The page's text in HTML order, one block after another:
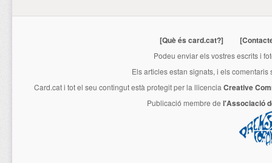
[Què és card.cat?]
Podeu enviar els vostres escrits i
Els articles estan signats, i els
Card.cati tot el seu contingut està protegit per la llicencia Creative
Publicació membre de l'Associació